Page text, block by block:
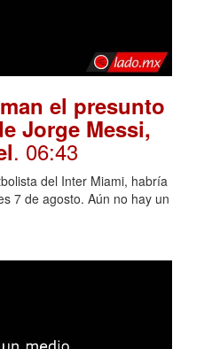
el presunto
Jorge Messi,
. 06:43
del Inter Miami, habría
7 de agosto. Aún no hay un